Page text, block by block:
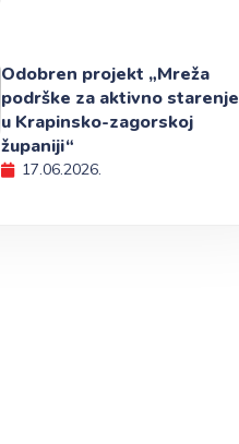
Odobren projekt „Mreža
podrške za aktivno starenje
u Krapinsko-zagorskoj
županiji“
17.06.2026.